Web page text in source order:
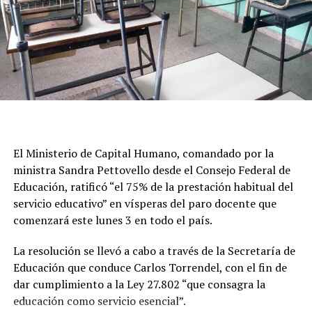
Educación (UTE), Suteba y otros sindicatos del sector, en
la que denunciaron una “grave crisis presupuestaria”,
“falta de diálogo“ por parte del Gobierno y advirtierpm
que la Argentina "se quedará sin maestros".
docentes continúan perdiendo poder adquisitivo, se
mantiene el incumplimiento en la restitución del FONID
y de los fondos nacionales para la educación”.
El Gobierno, en tanto, fiscaliza a través de las agencias
exigida durante el paro y elaborará un informe nacional
sobre el nivel de actividad.
Capital Humano advirtió que si detecta incumplimientos
El Ministerio de Capital Humano, comandado por la
ministra Sandra Pettovello desde el Consejo Federal de
Educación, ratificó “el 75% de la prestación habitual del
servicio educativo” en vísperas del paro docente que
comenzará este lunes 3 en todo el país.
La resolución se llevó a cabo a través de la Secretaría de
Educación que conduce Carlos Torrendel, con el fin de
dar cumplimiento a la Ley 27.802 “que consagra la
educación como servicio esencial”.